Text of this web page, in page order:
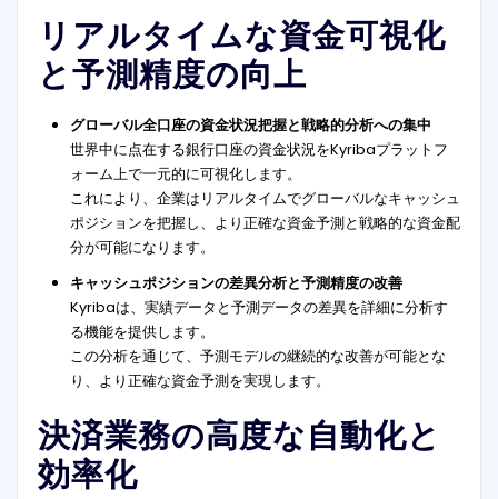
リアルタイムな資金可視化
と予測精度の向上
グローバル全口座の資金状況把握と戦略的分析への集中
世界中に点在する銀行口座の資金状況をKyribaプラットフ
ォーム上で一元的に可視化します。
これにより、企業はリアルタイムでグローバルなキャッシュ
ポジションを把握し、より正確な資金予測と戦略的な資金配
分が可能になります。
キャッシュポジションの差異分析と予測精度の改善
Kyribaは、実績データと予測データの差異を詳細に分析す
る機能を提供します。
この分析を通じて、予測モデルの継続的な改善が可能とな
り、より正確な資金予測を実現します。
決済業務の高度な自動化と
効率化